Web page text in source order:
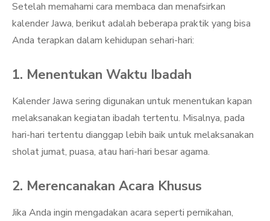
Setelah memahami cara membaca dan menafsirkan
kalender Jawa, berikut adalah beberapa praktik yang bisa
Anda terapkan dalam kehidupan sehari-hari:
1. Menentukan Waktu Ibadah
Kalender Jawa sering digunakan untuk menentukan kapan
melaksanakan kegiatan ibadah tertentu. Misalnya, pada
hari-hari tertentu dianggap lebih baik untuk melaksanakan
sholat jumat, puasa, atau hari-hari besar agama.
2. Merencanakan Acara Khusus
Jika Anda ingin mengadakan acara seperti pernikahan,